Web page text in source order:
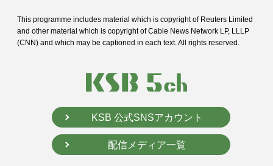
This programme includes material which is copyright of Reuters Limited
and other material which is copyright of Cable News Network LP, LLLP
(CNN) and which may be captioned in each text. All rights reserved.
KSB 公式SNSアカウント
配信メディア一覧